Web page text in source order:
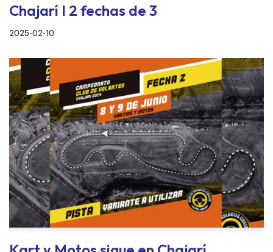
Chajarí I 2 fechas de 3
2025-02-10